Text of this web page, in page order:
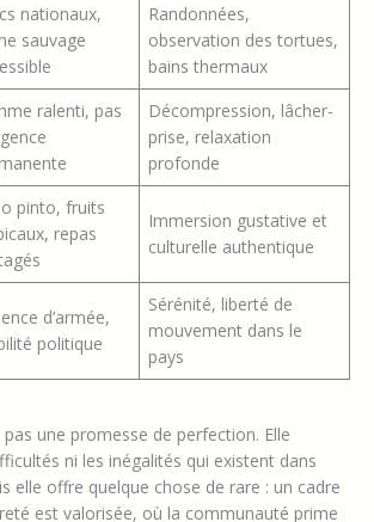
nationaux,
sauvage
Randonnées,
observation des tortues,
bains thermaux
ralenti, pas
Décompression, lâcher-
prise, relaxation
profonde
pinto, fruits
repas
Immersion gustative et
culturelle authentique
d’armée,
politique
Sérénité, liberté de
mouvement dans le
pays
pas une promesse de perfection. Elle
ni les inégalités qui existent dans
elle offre quelque chose de rare : un cadre
est valorisée, où la communauté prime